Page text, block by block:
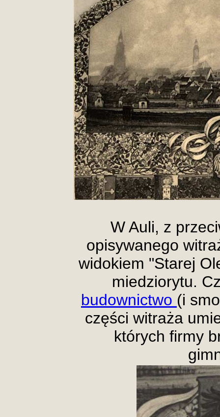
W Auli, z
opisywanego
widokiem "Starej
miedziorytu.
budownictwo (i
części witraża
których firmy